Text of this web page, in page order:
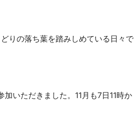
りの落ち葉を踏みしめている日々で
いただきました。11月も7日11時か